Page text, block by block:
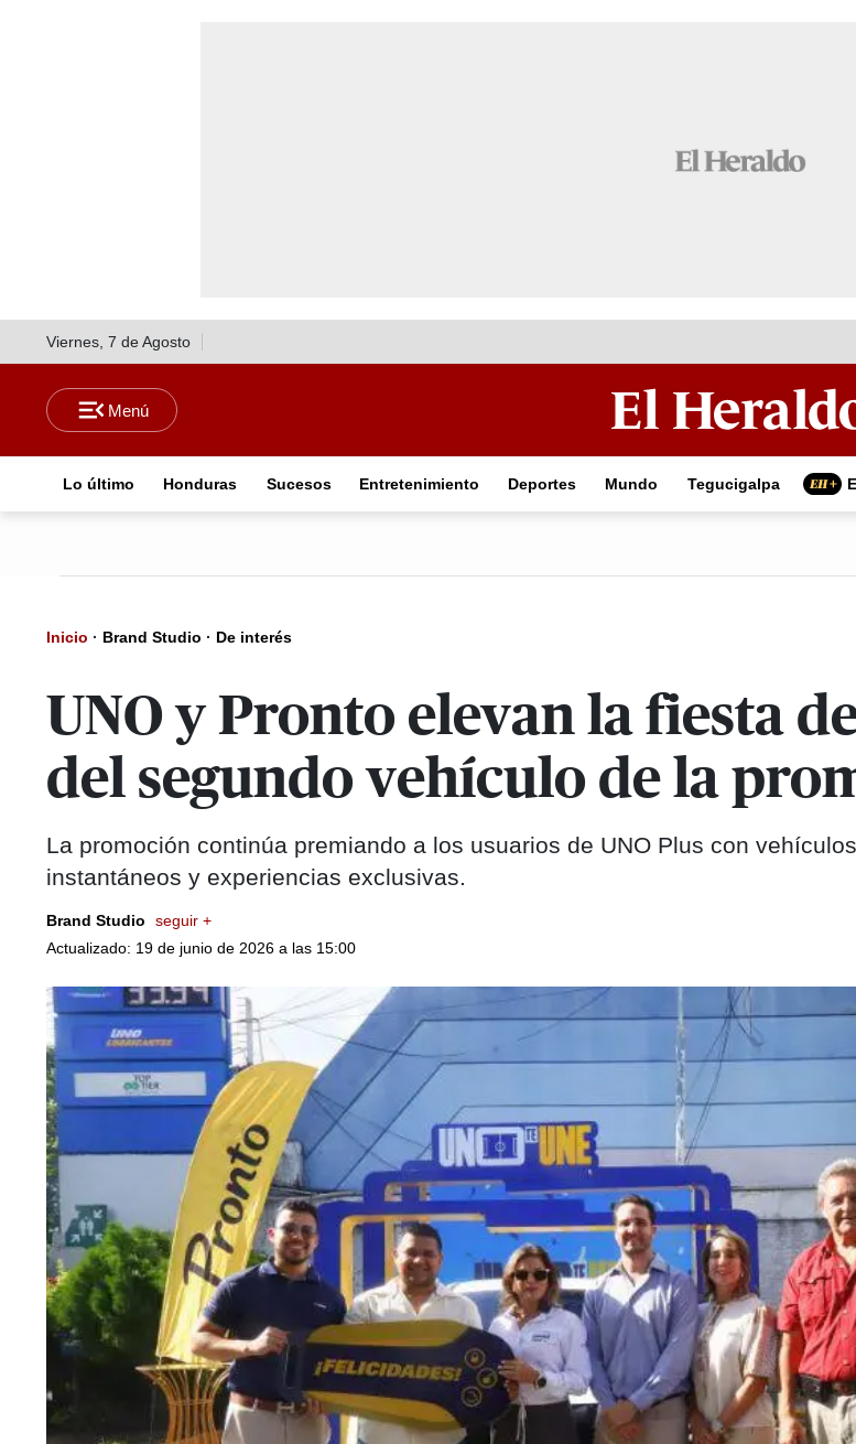
Viernes, 7 de Agosto
Lo último Honduras Sucesos Entretenimiento Deportes Mundo Tegucigalpa
Inicio · Brand Studio · De interés
UNO y Pronto elevan la fiesta
del segundo vehículo de la
La promoción continúa premiando a los usuarios de UNO Plus con
instantáneos y experiencias exclusivas.
Brand Studio
seguir +
Actualizado: 19 de junio de 2026 a las 15:00